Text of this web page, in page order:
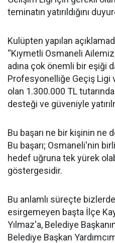
teminatın yatırıldığını
Kulüpten yapılan
“Kıymetli Osmaneli
adına çok önemli bir eşiği
Profesyonelliğe Geçiş Ligi
olan 1.300.000 TL
desteği ve güveniyle
Bu başarı ne bir kişinin ne
Bu başarı; Osmaneli'nin
hedef uğruna tek yürek
göstergesidir.
Bu anlamlı süreçte
esirgemeyen başta İlçe
Yılmaz'a, Belediye
Belediye Başkan